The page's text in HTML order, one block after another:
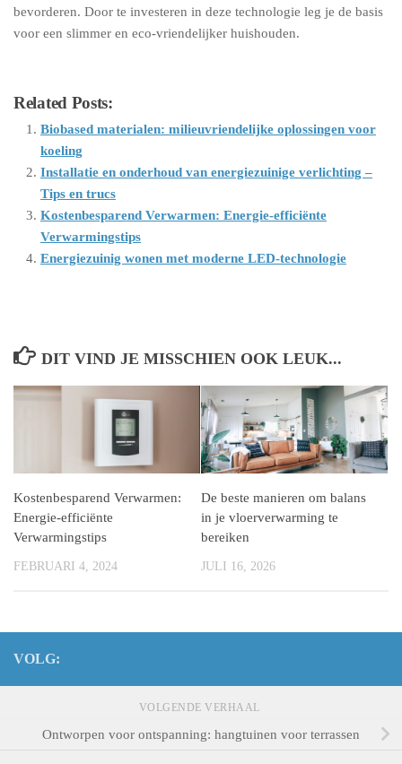
bevorderen. Door te investeren in deze technologie leg je de basis
voor een slimmer en eco-vriendelijker huishouden.
Related Posts:
Biobased materialen: milieuvriendelijke oplossingen voor
koeling
Installatie en onderhoud van energiezuinige verlichting –
Tips en trucs
Kostenbesparend Verwarmen: Energie-efficiënte
Verwarmingstips
Energiezuinig wonen met moderne LED-technologie
DIT VIND JE MISSCHIEN OOK LEUK...
Kostenbesparend Verwarmen:
Energie-efficiënte
Verwarmingstips
FEBRUARI 4, 2024
De beste manieren om balans
in je vloerverwarming te
bereiken
JULI 16, 2026
VOLG:
VOLGENDE VERHAAL
Ontworpen voor ontspanning: hangtuinen voor terrassen